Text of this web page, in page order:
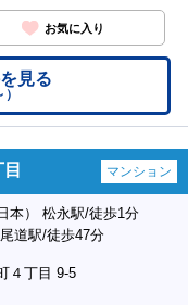
お気に入り
見る
マンション
本） 松永駅/徒歩1分
道駅/徒歩47分
４丁目 9-5